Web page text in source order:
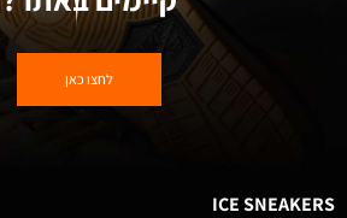
לחצו כאן
ICE SNEAKERS